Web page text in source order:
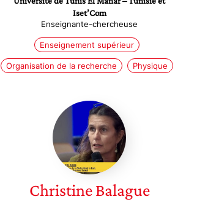
Iset’Com
Enseignante-chercheuse
Enseignement supérieur
Organisation de la recherche Physique
Christine
Balague
Christine Balague